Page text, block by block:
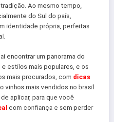
Ao mesmo tempo,
do Sul do país,
identidade própria, perfeitas
encontrar um panorama do
estilos mais populares, e os
mais procurados, com dicas
vinhos mais vendidos no brasil
aplicar, para que você
com confiança e sem perder